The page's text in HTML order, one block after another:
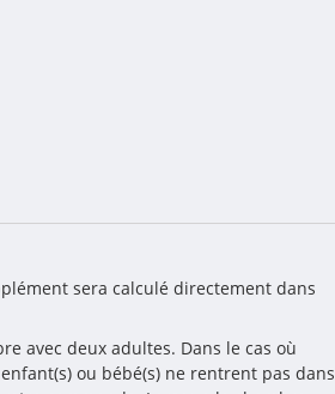
sera calculé directement dans
avec deux adultes. Dans le cas où
ou bébé(s) ne rentrent pas dans